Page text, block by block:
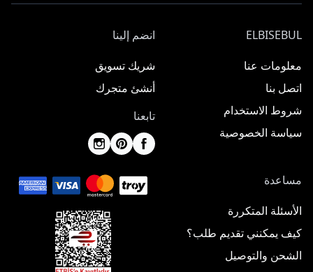
ELBISEBUL
معلومات عنا
اتصل بنا
شروط الاستخدام
سياسة الخصوصية
انضم إلينا
شريك تسويق
أنشئ متجرك
تابعنا
مساعدة
الأسئلة المتكررة
كيف يمكنني تقديم طلب؟
الشحن والتوصيل